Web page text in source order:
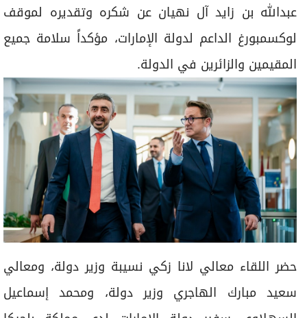
عبدالله بن زايد آل نهيان عن شكره وتقديره لموقف
لوكسمبورغ الداعم لدولة الإمارات، مؤكداً سلامة جميع
المقيمين والزائرين في الدولة.
حضر اللقاء معالي لانا زكي نسيبة وزير دولة، ومعالي
سعيد مبارك الهاجري وزير دولة، ومحمد إسماعيل